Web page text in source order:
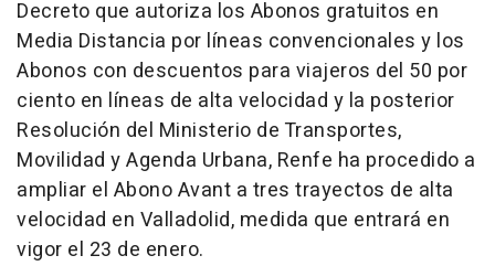
Decreto que autoriza los Abonos gratuitos en
Media Distancia por líneas convencionales y los
Abonos con descuentos para viajeros del 50 por
ciento en líneas de alta velocidad y la posterior
Resolución del Ministerio de Transportes,
Movilidad y Agenda Urbana, Renfe ha procedido a
ampliar el Abono Avant a tres trayectos de alta
velocidad en Valladolid, medida que entrará en
vigor el 23 de enero.